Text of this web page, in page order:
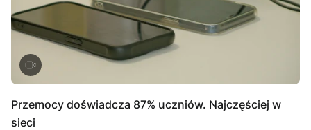
Przemocy doświadcza 87% uczniów. Najczęściej w
sieci